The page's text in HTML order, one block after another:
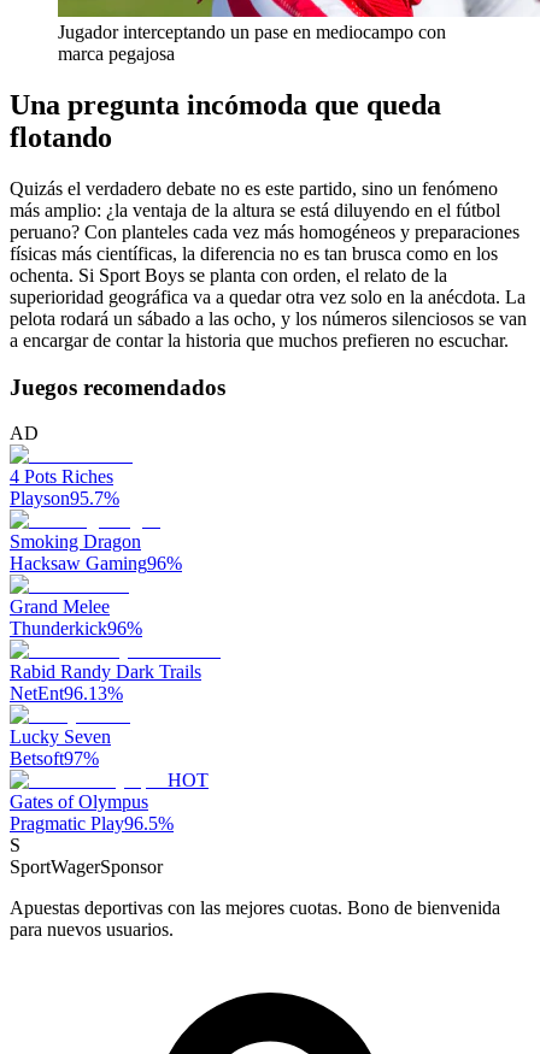
Jugador interceptando un pase en mediocampo con
marca pegajosa
Una pregunta incómoda que queda
flotando
Quizás el verdadero debate no es este partido, sino un fenómeno
más amplio: ¿la ventaja de la altura se está diluyendo en el fútbol
peruano? Con planteles cada vez más homogéneos y preparaciones
físicas más científicas, la diferencia no es tan brusca como en los
ochenta. Si Sport Boys se planta con orden, el relato de la
superioridad geográfica va a quedar otra vez solo en la anécdota. La
pelota rodará un sábado a las ocho, y los números silenciosos se van
a encargar de contar la historia que muchos prefieren no escuchar.
Juegos recomendados
AD
4 Pots Riches
Playson95.7%
Smoking Dragon
Hacksaw Gaming96%
Grand Melee
Thunderkick96%
Rabid Randy Dark Trails
NetEnt96.13%
Lucky Seven
Betsoft97%
HOT
Gates of Olympus
Pragmatic Play96.5%
S
SportWagerSponsor
Apuestas deportivas con las mejores cuotas. Bono de bienvenida
para nuevos usuarios.